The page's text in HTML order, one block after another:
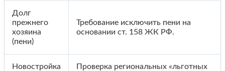
Долг
прежнего
хозяина
(пени)
Требование исключить пени на
основании ст. 158 ЖК РФ.
Новостройка
Проверка региональных «льготных